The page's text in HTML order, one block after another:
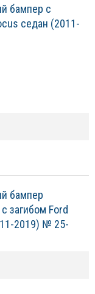
бампер с
седан (2011-
бампер
загибом Ford
2019) № 25-